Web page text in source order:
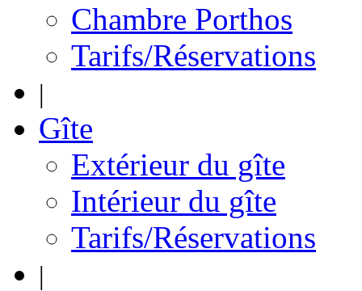
Chambre Porthos
Tarifs/Réservations
|
Gîte
Extérieur du gîte
Intérieur du gîte
Tarifs/Réservations
|